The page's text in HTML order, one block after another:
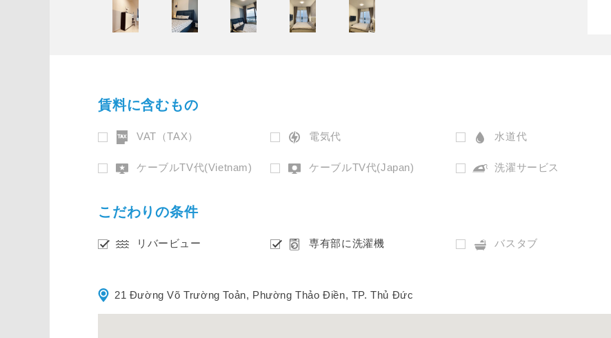
賃料に含むもの
VAT（TAX） 電気代 水道代
ケーブルTV代(Vietnam) ケーブルTV代(Japan) 洗濯サービス
こだわりの条件
リバービュー 専有部に洗濯機 バスタブ
21 Đường Võ Trường Toản, Phường Thảo Điền, TP. Thủ Đức